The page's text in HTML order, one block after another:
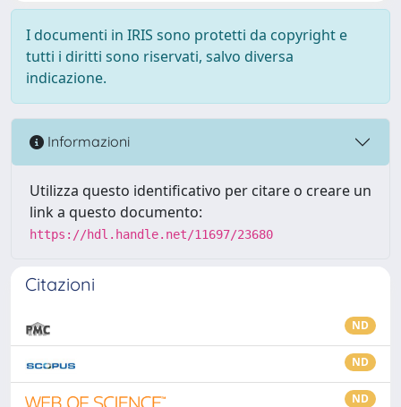
I documenti in IRIS sono protetti da copyright e
tutti i diritti sono riservati, salvo diversa
indicazione.
Informazioni
Utilizza questo identificativo per citare o creare un
link a questo documento:
https://hdl.handle.net/11697/23680
Citazioni
ND
ND
ND